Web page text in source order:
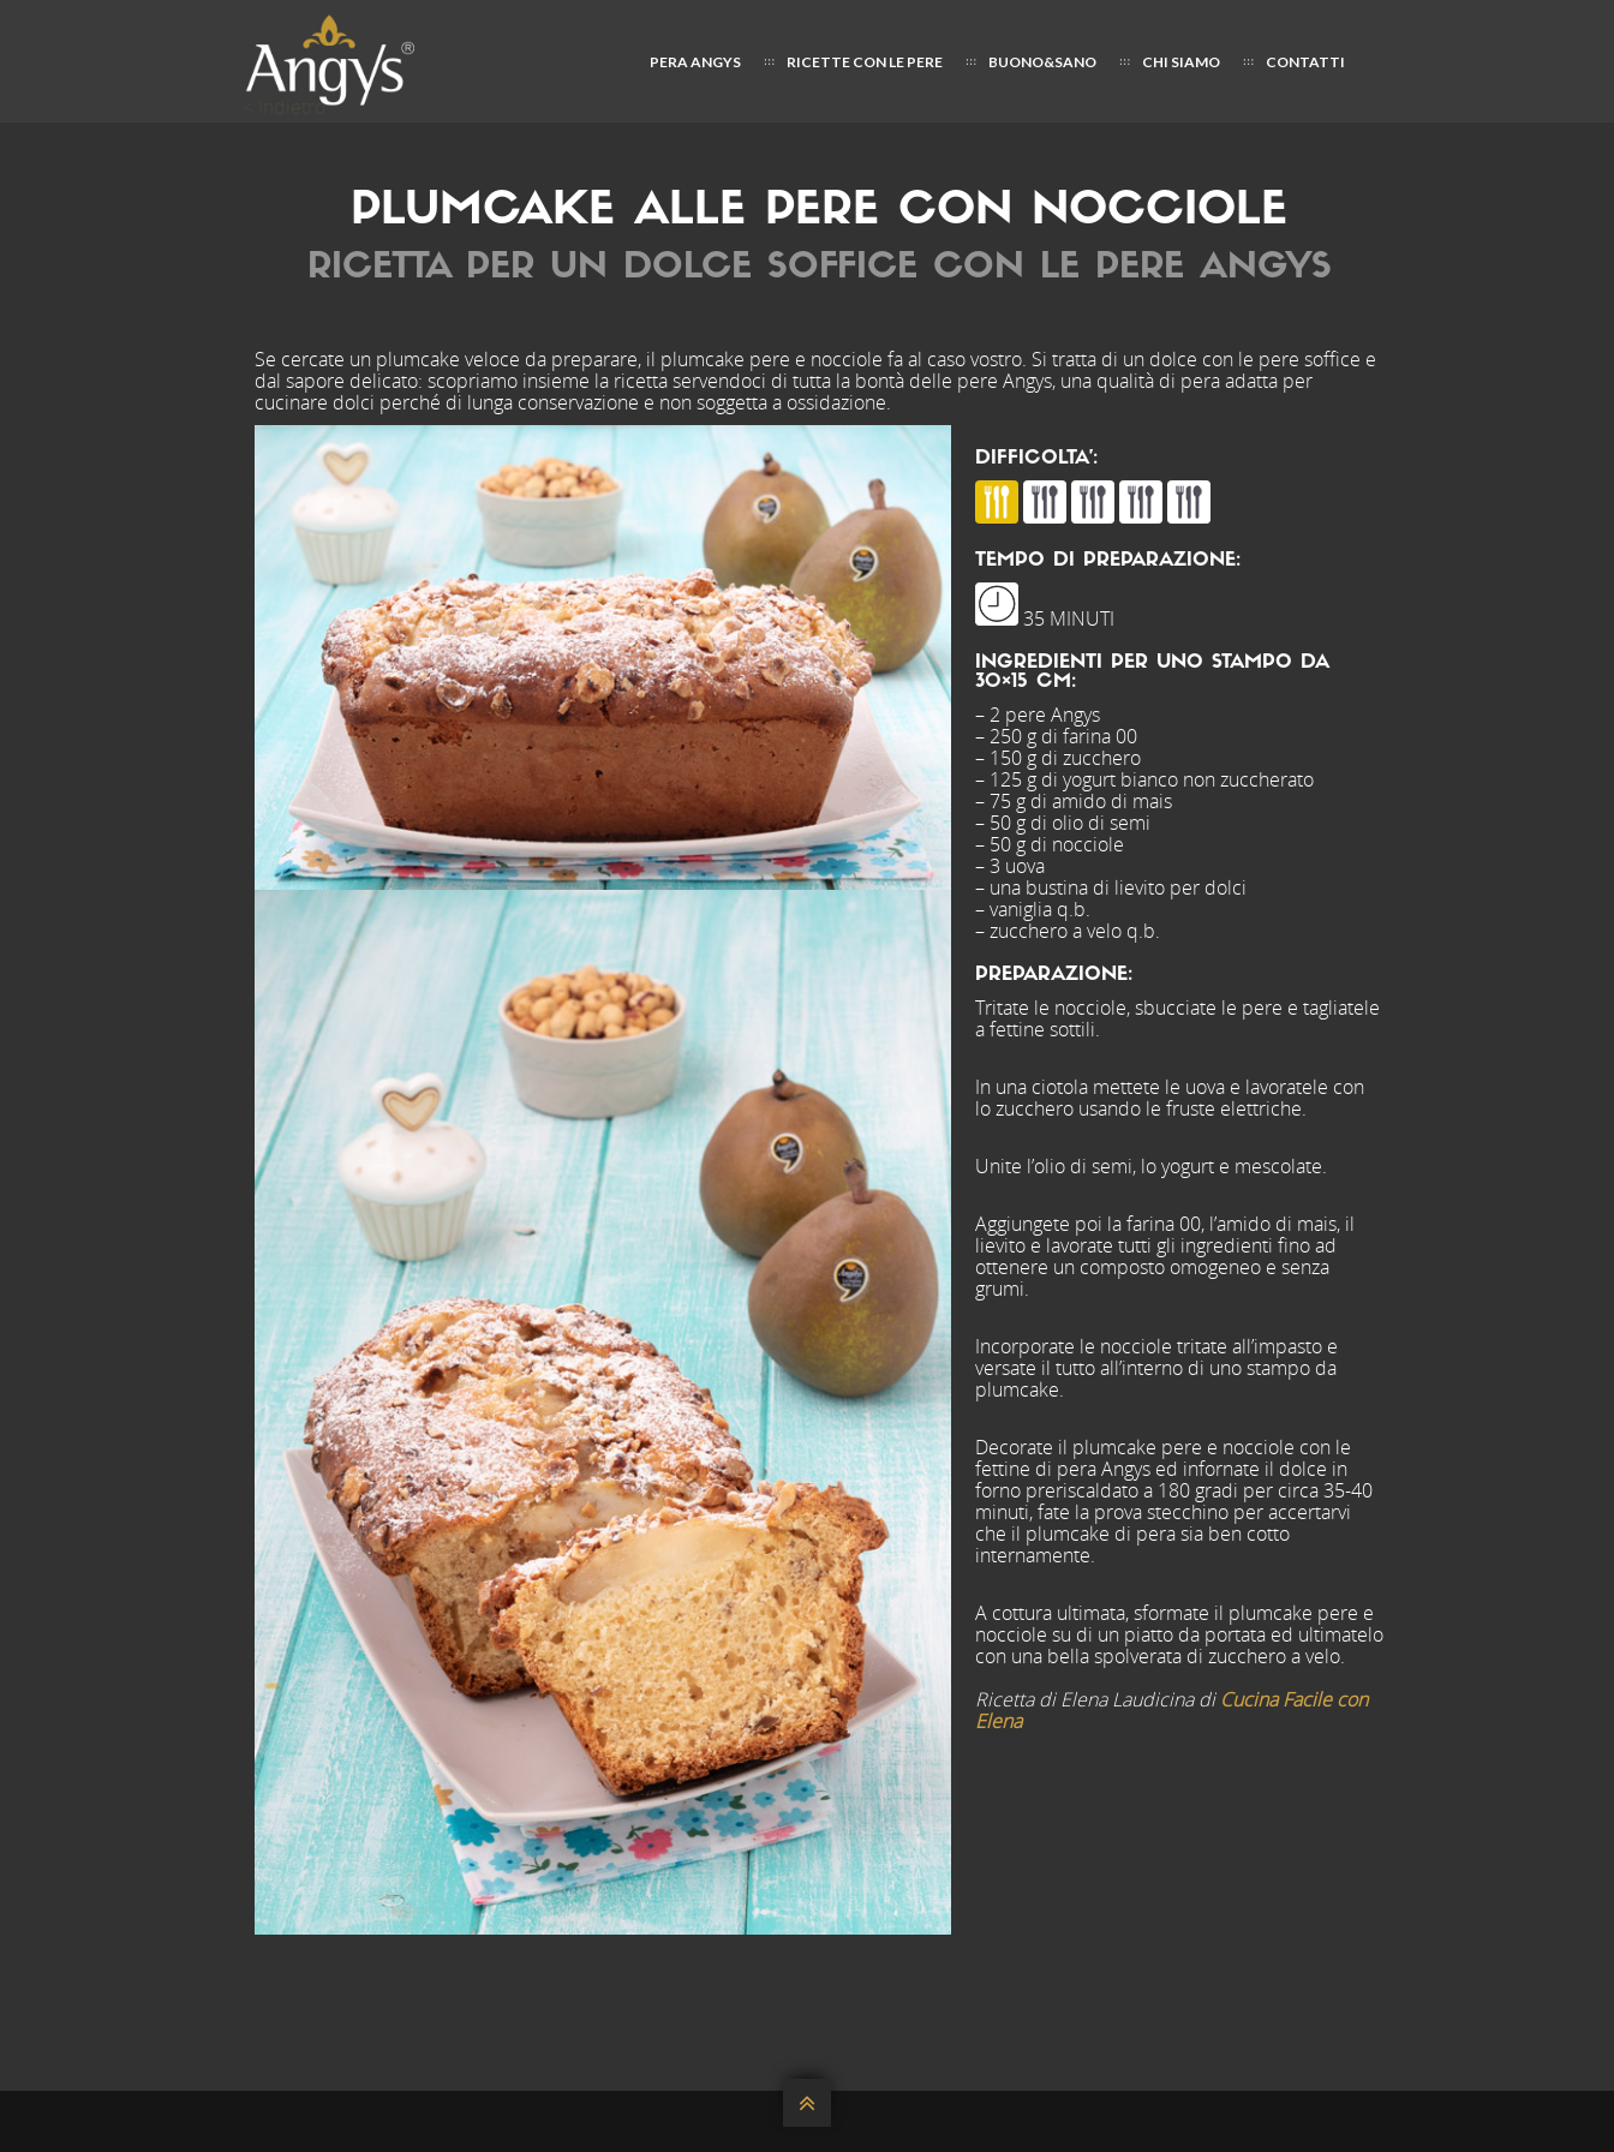
PERA ANGYS RICETTE CON LE PERE BUONO&SANO CHI SIAMO CONTATTI
< Indietro
PLUMCAKE ALLE PERE CON NOCCIOLE
RICETTA PER UN DOLCE SOFFICE CON LE PERE ANGYS
Se cercate un plumcake veloce da preparare, il plumcake pere e nocciole fa al caso vostro. Si tratta di un dolce con le pere soffice e
dal sapore delicato: scopriamo insieme la ricetta servendoci di tutta la bontà delle pere Angys, una qualità di pera adatta per
cucinare dolci perché di lunga conservazione e non soggetta a ossidazione.
DIFFICOLTA’:
TEMPO DI PREPARAZIONE:
35 MINUTI
INGREDIENTI PER UNO STAMPO DA
30×15 CM:
– 2 pere Angys
– 250 g di farina 00
– 150 g di zucchero
– 125 g di yogurt bianco non zuccherato
– 75 g di amido di mais
– 50 g di olio di semi
– 50 g di nocciole
– 3 uova
– una bustina di lievito per dolci
– vaniglia q.b.
– zucchero a velo q.b.
PREPARAZIONE:
Tritate le nocciole, sbucciate le pere e tagliatele
a fettine sottili.
In una ciotola mettete le uova e lavoratele con
lo zucchero usando le fruste elettriche.
Unite l’olio di semi, lo yogurt e mescolate.
Aggiungete poi la farina 00, l’amido di mais, il
lievito e lavorate tutti gli ingredienti fino ad
ottenere un composto omogeneo e senza
grumi.
Incorporate le nocciole tritate all’impasto e
versate il tutto all’interno di uno stampo da
plumcake.
Decorate il plumcake pere e nocciole con le
fettine di pera Angys ed infornate il dolce in
forno preriscaldato a 180 gradi per circa 35-40
minuti, fate la prova stecchino per accertarvi
che il plumcake di pera sia ben cotto
internamente.
A cottura ultimata, sformate il plumcake pere e
nocciole su di un piatto da portata ed ultimatelo
con una bella spolverata di zucchero a velo.
Ricetta di Elena Laudicina di Cucina Facile con
Elena
